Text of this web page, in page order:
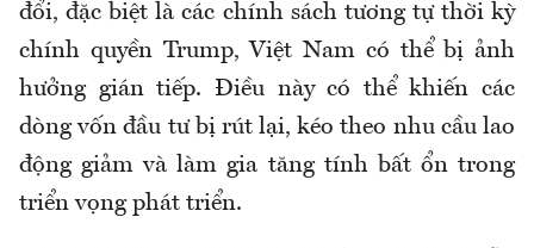
đổi, đặc biệt là các chính sách tương tự thời kỳ
chính quyền Trump, Việt Nam có thể bị ảnh
hưởng gián tiếp. Điều này có thể khiến các
dòng vốn đầu tư bị rút lại, kéo theo nhu cầu lao
động giảm và làm gia tăng tính bất ổn trong
triển vọng phát triển.